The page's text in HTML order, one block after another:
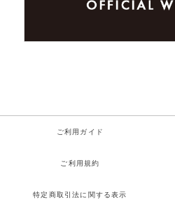
ご利用ガイド
ご利用規約
特定商取引法に関する表示